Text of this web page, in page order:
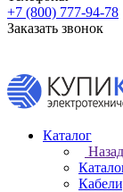
+7 (800) 777-94-78
Заказать звонок
Каталог
Назад